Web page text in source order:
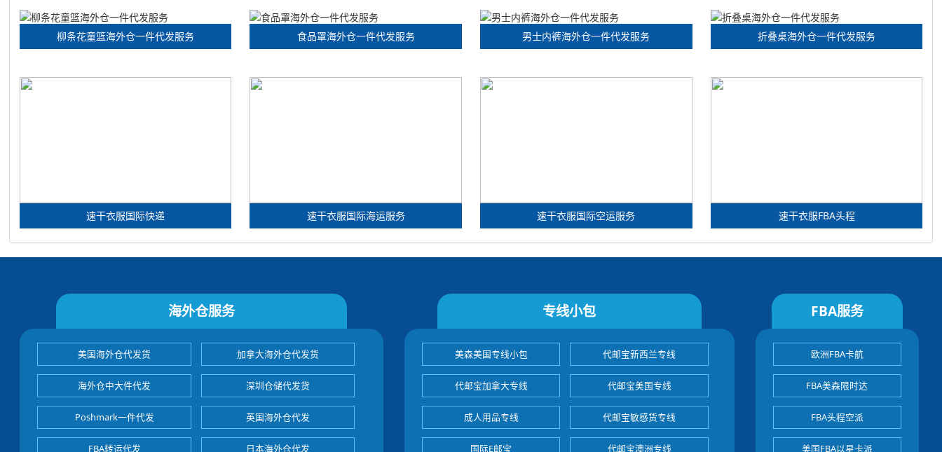
柳条花童篮海外仓一件代发服务 食品罩海外仓一件代发服务 男士内裤海外仓一件代发服务 折叠桌海外仓一件代发服务
速干衣服国际快递 速干衣服国际海运服务 速干衣服国际空运服务 速干衣服FBA头程
海外仓服务
美国海外仓代发货 加拿大海外仓代发货
海外仓中大件代发 深圳仓储代发货
Poshmark一件代发 英国海外仓代发
FBA转运代发 日本海外仓代发
专线小包
美森美国专线小包 代邮宝新西兰专线
代邮宝加拿大专线 代邮宝美国专线
成人用品专线 代邮宝敏感货专线
国际E邮宝 代邮宝澳洲专线
FBA服务
欧洲FBA卡航
FBA美森限时达
FBA头程空派
美国FBA以星卡派